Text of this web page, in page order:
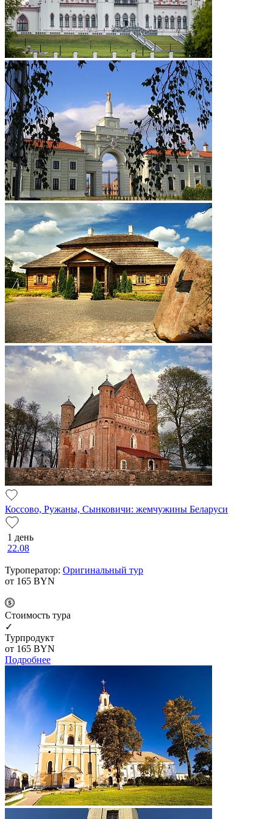
Коссово, Ружаны, Сынковичи: жемчужины Беларуси
1 день
22.08
Туроператор: Оригинальный тур
от 165 BYN
Cтоимость тура
✓
Турпродукт
от 165 BYN
Подробнее